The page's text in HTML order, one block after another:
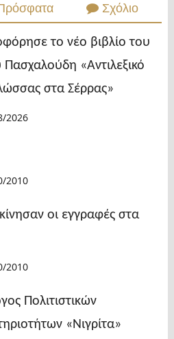
Σχόλιο
το νέο βιβλίο του
Πασχαλούδη «Αντιλεξικό
στα Σέρρας»
2026
2010
οι εγγραφές στα
2010
Πολιτιστικών
«Νιγρίτα»